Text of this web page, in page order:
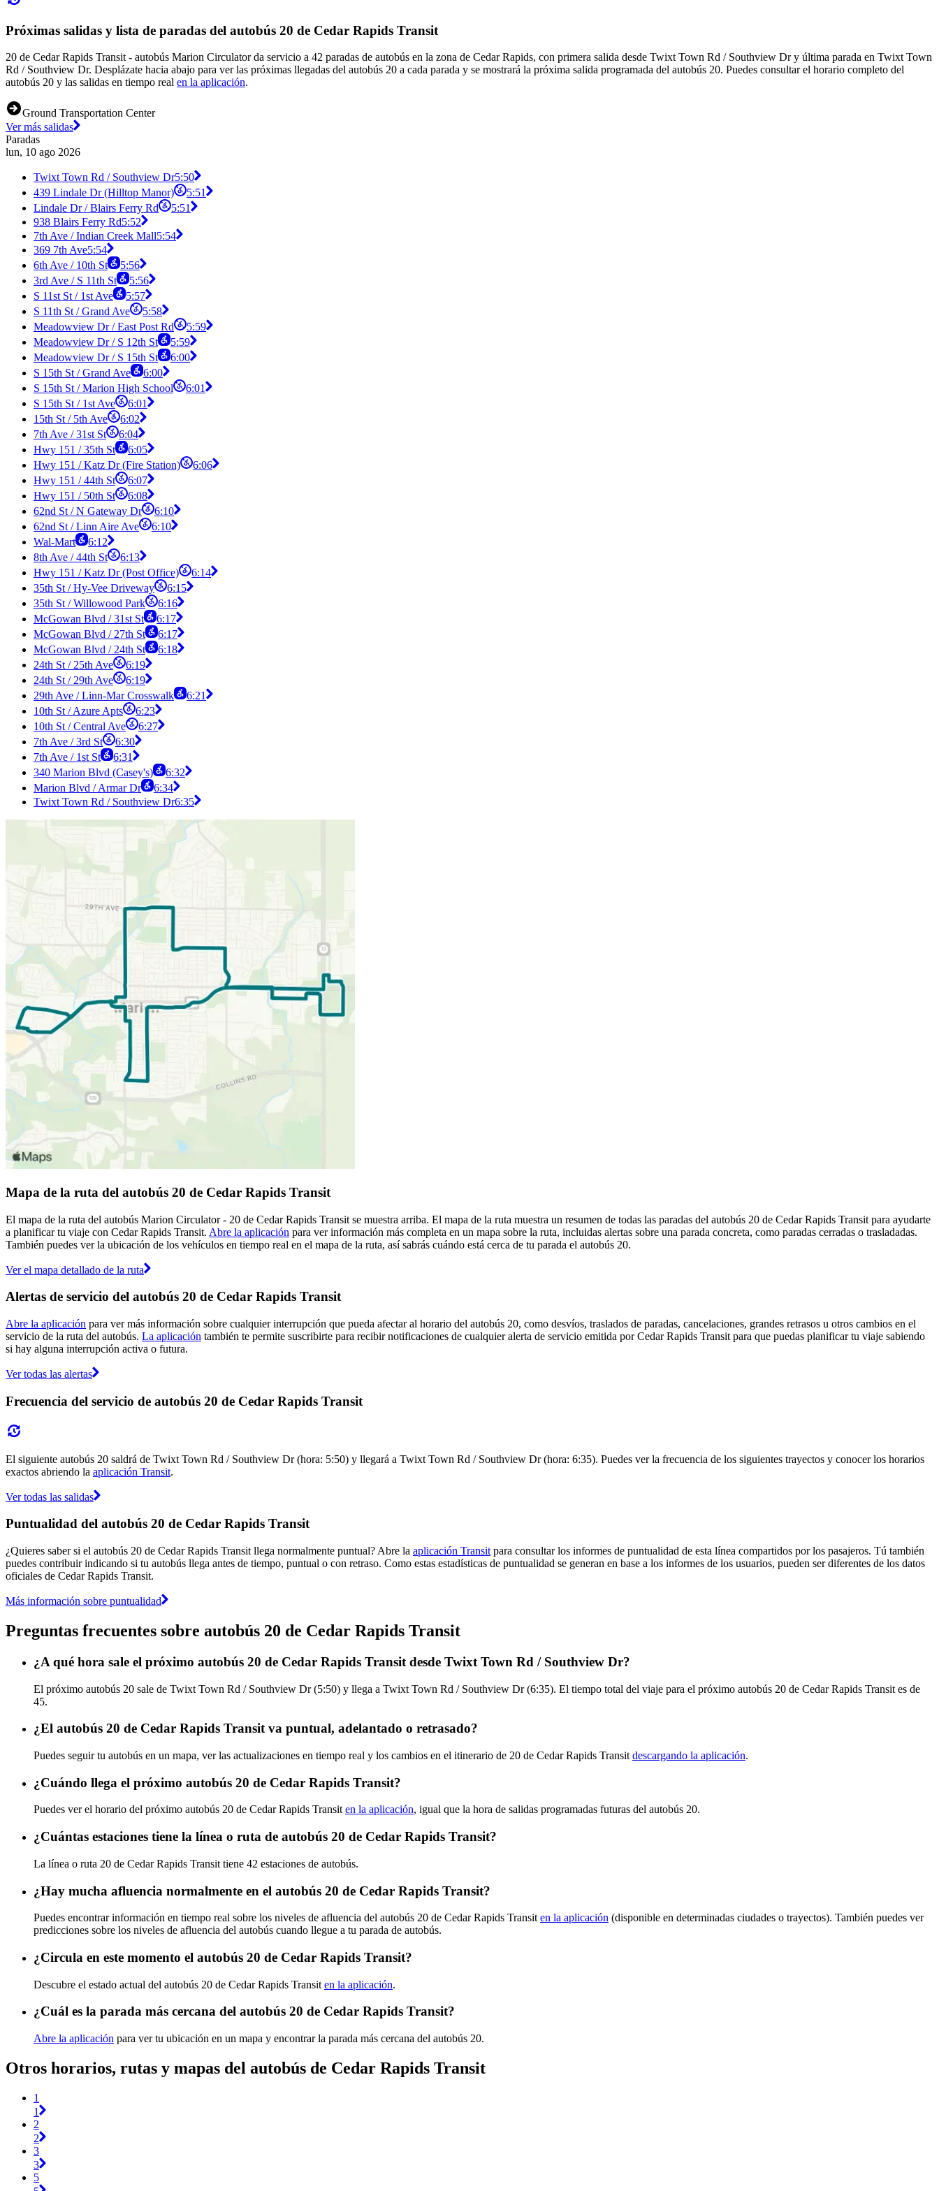
Próximas salidas y lista de paradas del autobús 20 de Cedar Rapids Transit
20 de Cedar Rapids Transit - autobús Marion Circulator da servicio a 42 paradas de autobús en la zona de Cedar Rapids, con primera salida desde Twixt Town Rd / Southview Dr y última parada en Twixt Town
Rd / Southview Dr. Desplázate hacia abajo para ver las próximas llegadas del autobús 20 a cada parada y se mostrará la próxima salida programada del autobús 20. Puedes consultar el horario completo del
autobús 20 y las salidas en tiempo real en la aplicación.
Ground Transportation Center
Ver más salidas
Paradas
lun, 10 ago 2026
Twixt Town Rd / Southview Dr5:50
439 Lindale Dr (Hilltop Manor)
5:51
Lindale Dr / Blairs Ferry Rd
5:51
938 Blairs Ferry Rd5:52
7th Ave / Indian Creek Mall5:54
369 7th Ave5:54
6th Ave / 10th St
5:56
3rd Ave / S 11th St
5:56
S 11st St / 1st Ave
5:57
S 11th St / Grand Ave
5:58
Meadowview Dr / East Post Rd
5:59
Meadowview Dr / S 12th St
5:59
Meadowview Dr / S 15th St
6:00
S 15th St / Grand Ave
6:00
S 15th St / Marion High School
6:01
S 15th St / 1st Ave
6:01
15th St / 5th Ave
6:02
7th Ave / 31st St
6:04
Hwy 151 / 35th St
6:05
Hwy 151 / Katz Dr (Fire Station)
6:06
Hwy 151 / 44th St
6:07
Hwy 151 / 50th St
6:08
62nd St / N Gateway Dr
6:10
62nd St / Linn Aire Ave
6:10
Wal-Mart
6:12
8th Ave / 44th St
6:13
Hwy 151 / Katz Dr (Post Office)
6:14
35th St / Hy-Vee Driveway
6:15
35th St / Willowood Park
6:16
McGowan Blvd / 31st St
6:17
McGowan Blvd / 27th St
6:17
McGowan Blvd / 24th St
6:18
24th St / 25th Ave
6:19
24th St / 29th Ave
6:19
29th Ave / Linn-Mar Crosswalk
6:21
10th St / Azure Apts
6:23
10th St / Central Ave
6:27
7th Ave / 3rd St
6:30
7th Ave / 1st St
6:31
340 Marion Blvd (Casey's)
6:32
Marion Blvd / Armar Dr
6:34
Twixt Town Rd / Southview Dr6:35
Mapa de la ruta del autobús 20 de Cedar Rapids Transit
El mapa de la ruta del autobús Marion Circulator - 20 de Cedar Rapids Transit se muestra arriba. El mapa de la ruta muestra un resumen de todas las paradas del autobús 20 de Cedar Rapids Transit para ayudarte
a planificar tu viaje con Cedar Rapids Transit. Abre la aplicación para ver información más completa en un mapa sobre la ruta, incluidas alertas sobre una parada concreta, como paradas cerradas o trasladadas.
También puedes ver la ubicación de los vehículos en tiempo real en el mapa de la ruta, así sabrás cuándo está cerca de tu parada el autobús 20.
Ver el mapa detallado de la ruta
Alertas de servicio del autobús 20 de Cedar Rapids Transit
Abre la aplicación para ver más información sobre cualquier interrupción que pueda afectar al horario del autobús 20, como desvíos, traslados de paradas, cancelaciones, grandes retrasos u otros cambios en el
servicio de la ruta del autobús. La aplicación también te permite suscribirte para recibir notificaciones de cualquier alerta de servicio emitida por Cedar Rapids Transit para que puedas planificar tu viaje sabiendo
si hay alguna interrupción activa o futura.
Ver todas las alertas
Frecuencia del servicio de autobús 20 de Cedar Rapids Transit
El siguiente autobús 20 saldrá de Twixt Town Rd / Southview Dr (hora: 5:50) y llegará a Twixt Town Rd / Southview Dr (hora: 6:35). Puedes ver la frecuencia de los siguientes trayectos y conocer los horarios
exactos abriendo la aplicación Transit.
Ver todas las salidas
Puntualidad del autobús 20 de Cedar Rapids Transit
¿Quieres saber si el autobús 20 de Cedar Rapids Transit llega normalmente puntual? Abre la aplicación Transit para consultar los informes de puntualidad de esta línea compartidos por los pasajeros. Tú también
puedes contribuir indicando si tu autobús llega antes de tiempo, puntual o con retraso. Como estas estadísticas de puntualidad se generan en base a los informes de los usuarios, pueden ser diferentes de los datos
oficiales de Cedar Rapids Transit.
Más información sobre puntualidad
Preguntas frecuentes sobre autobús 20 de Cedar Rapids Transit
¿A qué hora sale el próximo autobús 20 de Cedar Rapids Transit desde Twixt Town Rd / Southview Dr?
El próximo autobús 20 sale de Twixt Town Rd / Southview Dr (5:50) y llega a Twixt Town Rd / Southview Dr (6:35). El tiempo total del viaje para el próximo autobús 20 de Cedar Rapids Transit es de
45.
¿El autobús 20 de Cedar Rapids Transit va puntual, adelantado o retrasado?
Puedes seguir tu autobús en un mapa, ver las actualizaciones en tiempo real y los cambios en el itinerario de 20 de Cedar Rapids Transit descargando la aplicación.
¿Cuándo llega el próximo autobús 20 de Cedar Rapids Transit?
Puedes ver el horario del próximo autobús 20 de Cedar Rapids Transit en la aplicación, igual que la hora de salidas programadas futuras del autobús 20.
¿Cuántas estaciones tiene la línea o ruta de autobús 20 de Cedar Rapids Transit?
La línea o ruta 20 de Cedar Rapids Transit tiene 42 estaciones de autobús.
¿Hay mucha afluencia normalmente en el autobús 20 de Cedar Rapids Transit?
Puedes encontrar información en tiempo real sobre los niveles de afluencia del autobús 20 de Cedar Rapids Transit en la aplicación (disponible en determinadas ciudades o trayectos). También puedes ver
predicciones sobre los niveles de afluencia del autobús cuando llegue a tu parada de autobús.
¿Circula en este momento el autobús 20 de Cedar Rapids Transit?
Descubre el estado actual del autobús 20 de Cedar Rapids Transit en la aplicación.
¿Cuál es la parada más cercana del autobús 20 de Cedar Rapids Transit?
Abre la aplicación para ver tu ubicación en un mapa y encontrar la parada más cercana del autobús 20.
Otros horarios, rutas y mapas del autobús de Cedar Rapids Transit
1
1
2
2
3
3
5